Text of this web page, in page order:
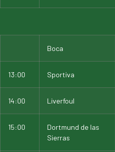
Boca
13:00 Sportiva
14:00 Liverfoul
15:00
Dortmund de las
Sierras